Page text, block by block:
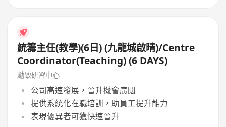
統籌主任(教學)(6日) (九龍城啟晴)/Centre
Coordinator(Teaching) (6 DAYS)
勵致研習中心
公司高速發展，晉升機會廣闊
提供系統化在職培訓，助員工提升能力
表現優異者可獲快速晉升